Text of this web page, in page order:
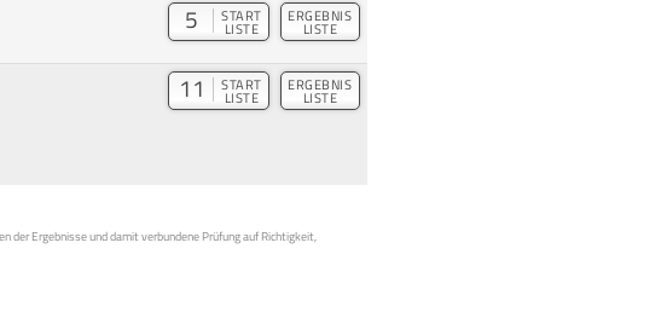
5 START
LISTE
ERGEBNIS
LISTE
11 START
LISTE
ERGEBNIS
LISTE
der Ergebnisse und damit verbundene Prüfung auf Richtigkeit,